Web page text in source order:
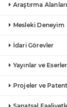
Araştırma Alanları
Mesleki Deneyim
İdari Görevler
Yayınlar ve Eserler
Projeler ve